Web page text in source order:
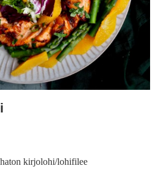
kirjolohi/lohifilee